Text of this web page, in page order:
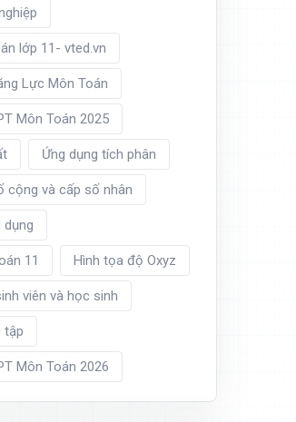
lớp 11- vted.vn
Lực Môn Toán
Môn Toán 2025
Ứng dụng tích phân
cộng và cấp số nhân
dụng
11 Hình tọa độ Oxyz
viên và học sinh
tập
Môn Toán 2026